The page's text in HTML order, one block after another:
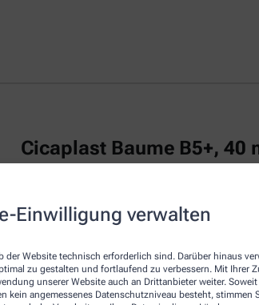
Einwilligung verwalten
der Website technisch erforderlich sind. Darüber hinaus
zu gestalten und fortlaufend zu verbessern. Mit Ihrer
unserer Website auch an Drittanbieter weiter. Soweit
kein angemessenes Datenschutzniveau besteht, stimmen
Cicaplast Baume B5+, 40
La Roche Posay CICAPLAST Baume
irritierte Haut.Das reparierende Balsam
Die Creme zeichnet sich durch eine
empfindliche Haut am Körper, Gesicht
Dexpanthenol bezeichnet, wirkt